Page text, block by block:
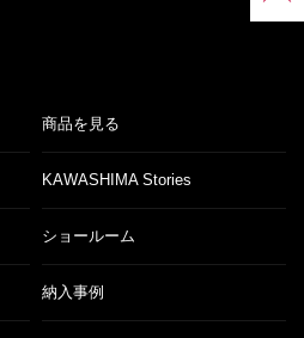
商品を見る
KAWASHIMA Stories
ショールーム
納入事例